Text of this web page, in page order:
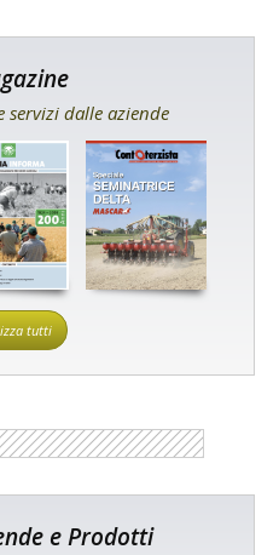
servizi dalle aziende
tutti
e Prodotti